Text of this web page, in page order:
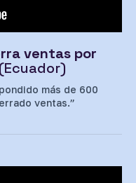
ventas por
más de 600
ventas.”